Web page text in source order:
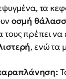
τα
οσμή
πρέπει να
, ενώ τα